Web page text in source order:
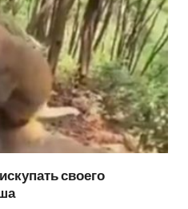
своего